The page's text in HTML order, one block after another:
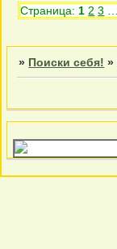
Страница: 1 2 3
» Поиски себя! »